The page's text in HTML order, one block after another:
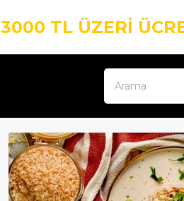
3000 TL ÜZERİ